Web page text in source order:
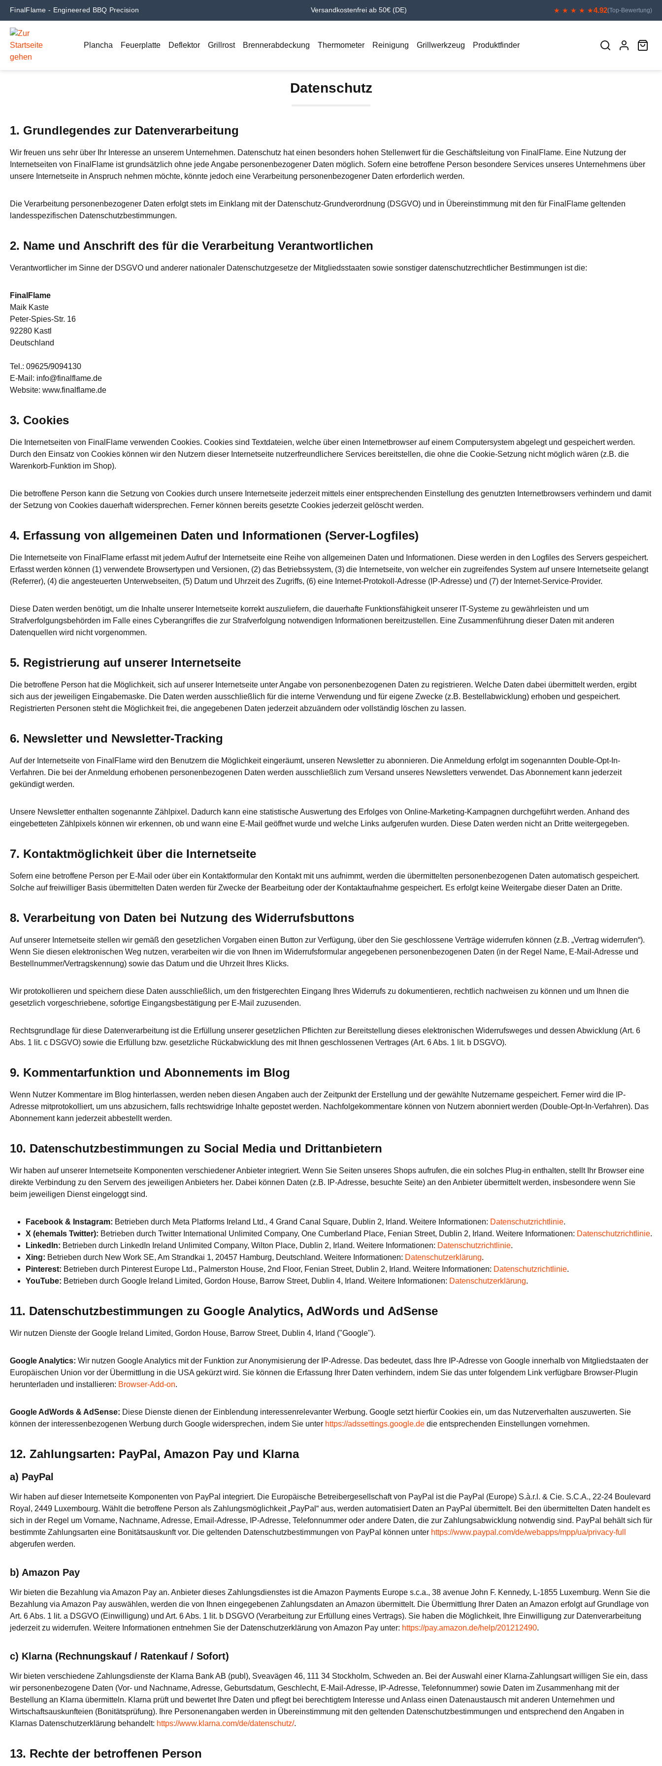
Hauptinhalt springen
Zur Suche springen
Zur Hauptnavigation springen
FinalFlame - Engineered BBQ Precision Versandkostenfrei ab 50€ (DE) ★ ★ ★ ★ ★4.92(Top-Bewertung)
Plancha Feuerplatte Deflektor Grillrost Brennerabdeckung Thermometer Reinigung Grillwerkzeug Produktfinder
Datenschutz
1. Grundlegendes zur Datenverarbeitung
Wir freuen uns sehr über Ihr Interesse an unserem Unternehmen. Datenschutz hat einen besonders hohen Stellenwert für die Geschäftsleitung von FinalFlame. Eine Nutzung der
Internetseiten von FinalFlame ist grundsätzlich ohne jede Angabe personenbezogener Daten möglich. Sofern eine betroffene Person besondere Services unseres Unternehmens über
unsere Internetseite in Anspruch nehmen möchte, könnte jedoch eine Verarbeitung personenbezogener Daten erforderlich werden.
Die Verarbeitung personenbezogener Daten erfolgt stets im Einklang mit der Datenschutz-Grundverordnung (DSGVO) und in Übereinstimmung mit den für FinalFlame geltenden
landesspezifischen Datenschutzbestimmungen.
2. Name und Anschrift des für die Verarbeitung Verantwortlichen
Verantwortlicher im Sinne der DSGVO und anderer nationaler Datenschutzgesetze der Mitgliedsstaaten sowie sonstiger datenschutzrechtlicher Bestimmungen ist die:
FinalFlame
Maik Kaste
Peter-Spies-Str. 16
92280 Kastl
Deutschland
Tel.: 09625/9094130
E-Mail: info@finalflame.de
Website: www.finalflame.de
3. Cookies
Die Internetseiten von FinalFlame verwenden Cookies. Cookies sind Textdateien, welche über einen Internetbrowser auf einem Computersystem abgelegt und gespeichert werden.
Durch den Einsatz von Cookies können wir den Nutzern dieser Internetseite nutzerfreundlichere Services bereitstellen, die ohne die Cookie-Setzung nicht möglich wären (z.B. die
Warenkorb-Funktion im Shop).
Die betroffene Person kann die Setzung von Cookies durch unsere Internetseite jederzeit mittels einer entsprechenden Einstellung des genutzten Internetbrowsers verhindern und damit
der Setzung von Cookies dauerhaft widersprechen. Ferner können bereits gesetzte Cookies jederzeit gelöscht werden.
4. Erfassung von allgemeinen Daten und Informationen (Server-Logfiles)
Die Internetseite von FinalFlame erfasst mit jedem Aufruf der Internetseite eine Reihe von allgemeinen Daten und Informationen. Diese werden in den Logfiles des Servers gespeichert.
Erfasst werden können (1) verwendete Browsertypen und Versionen, (2) das Betriebssystem, (3) die Internetseite, von welcher ein zugreifendes System auf unsere Internetseite gelangt
(Referrer), (4) die angesteuerten Unterwebseiten, (5) Datum und Uhrzeit des Zugriffs, (6) eine Internet-Protokoll-Adresse (IP-Adresse) und (7) der Internet-Service-Provider.
Diese Daten werden benötigt, um die Inhalte unserer Internetseite korrekt auszuliefern, die dauerhafte Funktionsfähigkeit unserer IT-Systeme zu gewährleisten und um
Strafverfolgungsbehörden im Falle eines Cyberangriffes die zur Strafverfolgung notwendigen Informationen bereitzustellen. Eine Zusammenführung dieser Daten mit anderen
Datenquellen wird nicht vorgenommen.
5. Registrierung auf unserer Internetseite
Die betroffene Person hat die Möglichkeit, sich auf unserer Internetseite unter Angabe von personenbezogenen Daten zu registrieren. Welche Daten dabei übermittelt werden, ergibt
sich aus der jeweiligen Eingabemaske. Die Daten werden ausschließlich für die interne Verwendung und für eigene Zwecke (z.B. Bestellabwicklung) erhoben und gespeichert.
Registrierten Personen steht die Möglichkeit frei, die angegebenen Daten jederzeit abzuändern oder vollständig löschen zu lassen.
6. Newsletter und Newsletter-Tracking
Auf der Internetseite von FinalFlame wird den Benutzern die Möglichkeit eingeräumt, unseren Newsletter zu abonnieren. Die Anmeldung erfolgt im sogenannten Double-Opt-In-
Verfahren. Die bei der Anmeldung erhobenen personenbezogenen Daten werden ausschließlich zum Versand unseres Newsletters verwendet. Das Abonnement kann jederzeit
gekündigt werden.
Unsere Newsletter enthalten sogenannte Zählpixel. Dadurch kann eine statistische Auswertung des Erfolges von Online-Marketing-Kampagnen durchgeführt werden. Anhand des
eingebetteten Zählpixels können wir erkennen, ob und wann eine E-Mail geöffnet wurde und welche Links aufgerufen wurden. Diese Daten werden nicht an Dritte weitergegeben.
7. Kontaktmöglichkeit über die Internetseite
Sofern eine betroffene Person per E-Mail oder über ein Kontaktformular den Kontakt mit uns aufnimmt, werden die übermittelten personenbezogenen Daten automatisch gespeichert.
Solche auf freiwilliger Basis übermittelten Daten werden für Zwecke der Bearbeitung oder der Kontaktaufnahme gespeichert. Es erfolgt keine Weitergabe dieser Daten an Dritte.
8. Verarbeitung von Daten bei Nutzung des Widerrufsbuttons
Auf unserer Internetseite stellen wir gemäß den gesetzlichen Vorgaben einen Button zur Verfügung, über den Sie geschlossene Verträge widerrufen können (z.B. „Vertrag widerrufen“).
Wenn Sie diesen elektronischen Weg nutzen, verarbeiten wir die von Ihnen im Widerrufsformular angegebenen personenbezogenen Daten (in der Regel Name, E-Mail-Adresse und
Bestellnummer/Vertragskennung) sowie das Datum und die Uhrzeit Ihres Klicks.
Wir protokollieren und speichern diese Daten ausschließlich, um den fristgerechten Eingang Ihres Widerrufs zu dokumentieren, rechtlich nachweisen zu können und um Ihnen die
gesetzlich vorgeschriebene, sofortige Eingangsbestätigung per E-Mail zuzusenden.
Rechtsgrundlage für diese Datenverarbeitung ist die Erfüllung unserer gesetzlichen Pflichten zur Bereitstellung dieses elektronischen Widerrufsweges und dessen Abwicklung (Art. 6
Abs. 1 lit. c DSGVO) sowie die Erfüllung bzw. gesetzliche Rückabwicklung des mit Ihnen geschlossenen Vertrages (Art. 6 Abs. 1 lit. b DSGVO).
9. Kommentarfunktion und Abonnements im Blog
Wenn Nutzer Kommentare im Blog hinterlassen, werden neben diesen Angaben auch der Zeitpunkt der Erstellung und der gewählte Nutzername gespeichert. Ferner wird die IP-
Adresse mitprotokolliert, um uns abzusichern, falls rechtswidrige Inhalte gepostet werden. Nachfolgekommentare können von Nutzern abonniert werden (Double-Opt-In-Verfahren). Das
Abonnement kann jederzeit abbestellt werden.
10. Datenschutzbestimmungen zu Social Media und Drittanbietern
Wir haben auf unserer Internetseite Komponenten verschiedener Anbieter integriert. Wenn Sie Seiten unseres Shops aufrufen, die ein solches Plug-in enthalten, stellt Ihr Browser eine
direkte Verbindung zu den Servern des jeweiligen Anbieters her. Dabei können Daten (z.B. IP-Adresse, besuchte Seite) an den Anbieter übermittelt werden, insbesondere wenn Sie
beim jeweiligen Dienst eingeloggt sind.
Facebook & Instagram: Betrieben durch Meta Platforms Ireland Ltd., 4 Grand Canal Square, Dublin 2, Irland. Weitere Informationen: Datenschutzrichtlinie.
X (ehemals Twitter): Betrieben durch Twitter International Unlimited Company, One Cumberland Place, Fenian Street, Dublin 2, Irland. Weitere Informationen: Datenschutzrichtlinie.
LinkedIn: Betrieben durch LinkedIn Ireland Unlimited Company, Wilton Place, Dublin 2, Irland. Weitere Informationen: Datenschutzrichtlinie.
Xing: Betrieben durch New Work SE, Am Strandkai 1, 20457 Hamburg, Deutschland. Weitere Informationen: Datenschutzerklärung.
Pinterest: Betrieben durch Pinterest Europe Ltd., Palmerston House, 2nd Floor, Fenian Street, Dublin 2, Irland. Weitere Informationen: Datenschutzrichtlinie.
YouTube: Betrieben durch Google Ireland Limited, Gordon House, Barrow Street, Dublin 4, Irland. Weitere Informationen: Datenschutzerklärung.
11. Datenschutzbestimmungen zu Google Analytics, AdWords und AdSense
Wir nutzen Dienste der Google Ireland Limited, Gordon House, Barrow Street, Dublin 4, Irland ("Google").
Google Analytics: Wir nutzen Google Analytics mit der Funktion zur Anonymisierung der IP-Adresse. Das bedeutet, dass Ihre IP-Adresse von Google innerhalb von Mitgliedstaaten der
Europäischen Union vor der Übermittlung in die USA gekürzt wird. Sie können die Erfassung Ihrer Daten verhindern, indem Sie das unter folgendem Link verfügbare Browser-Plugin
herunterladen und installieren: Browser-Add-on.
Google AdWords & AdSense: Diese Dienste dienen der Einblendung interessenrelevanter Werbung. Google setzt hierfür Cookies ein, um das Nutzerverhalten auszuwerten. Sie
können der interessenbezogenen Werbung durch Google widersprechen, indem Sie unter https://adssettings.google.de die entsprechenden Einstellungen vornehmen.
12. Zahlungsarten: PayPal, Amazon Pay und Klarna
a) PayPal
Wir haben auf dieser Internetseite Komponenten von PayPal integriert. Die Europäische Betreibergesellschaft von PayPal ist die PayPal (Europe) S.à.r.l. & Cie. S.C.A., 22-24 Boulevard
Royal, 2449 Luxembourg. Wählt die betroffene Person als Zahlungsmöglichkeit „PayPal“ aus, werden automatisiert Daten an PayPal übermittelt. Bei den übermittelten Daten handelt es
sich in der Regel um Vorname, Nachname, Adresse, Email-Adresse, IP-Adresse, Telefonnummer oder andere Daten, die zur Zahlungsabwicklung notwendig sind. PayPal behält sich für
bestimmte Zahlungsarten eine Bonitätsauskunft vor. Die geltenden Datenschutzbestimmungen von PayPal können unter https://www.paypal.com/de/webapps/mpp/ua/privacy-full
abgerufen werden.
b) Amazon Pay
Wir bieten die Bezahlung via Amazon Pay an. Anbieter dieses Zahlungsdienstes ist die Amazon Payments Europe s.c.a., 38 avenue John F. Kennedy, L-1855 Luxemburg. Wenn Sie die
Bezahlung via Amazon Pay auswählen, werden die von Ihnen eingegebenen Zahlungsdaten an Amazon übermittelt. Die Übermittlung Ihrer Daten an Amazon erfolgt auf Grundlage von
Art. 6 Abs. 1 lit. a DSGVO (Einwilligung) und Art. 6 Abs. 1 lit. b DSGVO (Verarbeitung zur Erfüllung eines Vertrags). Sie haben die Möglichkeit, Ihre Einwilligung zur Datenverarbeitung
jederzeit zu widerrufen. Weitere Informationen entnehmen Sie der Datenschutzerklärung von Amazon Pay unter: https://pay.amazon.de/help/201212490.
c) Klarna (Rechnungskauf / Ratenkauf / Sofort)
Wir bieten verschiedene Zahlungsdienste der Klarna Bank AB (publ), Sveavägen 46, 111 34 Stockholm, Schweden an. Bei der Auswahl einer Klarna-Zahlungsart willigen Sie ein, dass
wir personenbezogene Daten (Vor- und Nachname, Adresse, Geburtsdatum, Geschlecht, E-Mail-Adresse, IP-Adresse, Telefonnummer) sowie Daten im Zusammenhang mit der
Bestellung an Klarna übermitteln. Klarna prüft und bewertet Ihre Daten und pflegt bei berechtigtem Interesse und Anlass einen Datenaustausch mit anderen Unternehmen und
Wirtschaftsauskunfteien (Bonitätsprüfung). Ihre Personenangaben werden in Übereinstimmung mit den geltenden Datenschutzbestimmungen und entsprechend den Angaben in
Klarnas Datenschutzerklärung behandelt: https://www.klarna.com/de/datenschutz/.
13. Rechte der betroffenen Person